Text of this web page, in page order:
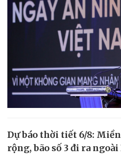
Dự báo thời tiết 6/8:
rộng, bão số 3 đi ra